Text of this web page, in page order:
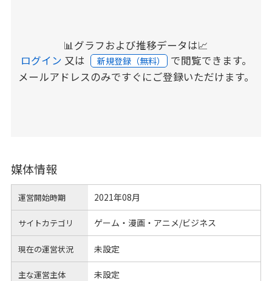
📊グラフおよび推移データは📈
ログイン 又は 新規登録（無料） で閲覧できます。
メールアドレスのみですぐにご登録いただけます。
媒体情報
運営開始時期 2021年08月
サイトカテゴリ ゲーム・漫画・アニメ/ビジネス
現在の運営状況 未設定
主な運営主体 未設定